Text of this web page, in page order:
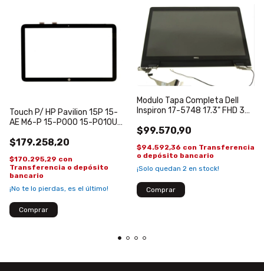
Touch P/ HP Pavilion 15P 15-
AE M6-P 15-P000 15-P010US
$179.258,20
$170.295,29 con
Transferencia o depósito
bancario
¡No te lo pierdas, es el último!
Modulo Tapa Completa Dell
Inspiron 17-5748 17.3" FHD 30
$99.570,90
$94.592,36 con Transferencia
o depósito bancario
¡Solo quedan 2 en stock!